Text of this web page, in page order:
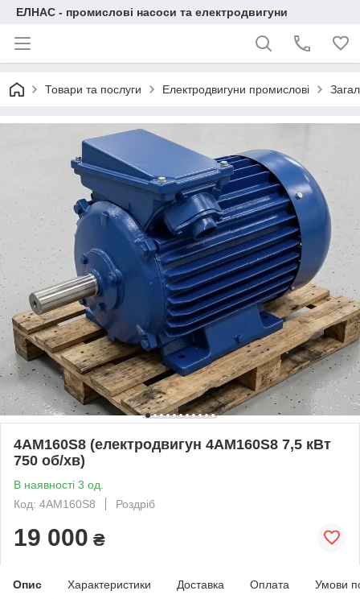
ЕЛНАС - промислові насоси та електродвигуни
Товари та послуги Електродвигуни промислові
4АМ160Ѕ8 (електродвигун 4АМ160Ѕ8 7,5 кВт
750 об/хв)
В наявності 3 од.
Код: 4АМ160S8
Роздріб
19 000 ₴
Опис Характеристики Доставка Оплата Умови